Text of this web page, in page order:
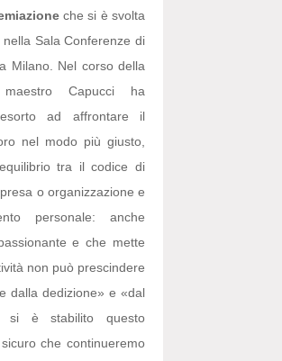
che si è svolta
Sala Conferenze di
Milano. Nel corso della
Capucci ha
ad affrontare il
nel modo più giusto,
tra il codice di
o organizzazione e
personale: anche
e che mette
non può prescindere
dalla dedizione» e «dal
si è stabilito questo
che continueremo